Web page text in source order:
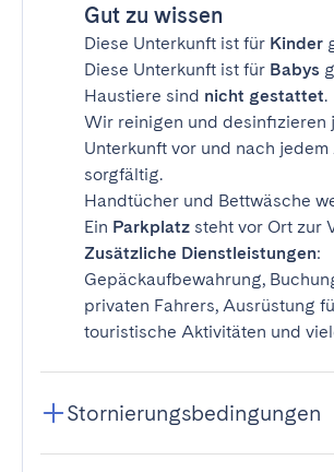
Gut zu wissen
Diese Unterkunft ist für Kinder
Diese Unterkunft ist für Babys
Haustiere sind nicht gestattet.
Wir reinigen und desinfizieren
Unterkunft vor und nach
sorgfältig.
Handtücher und Bettwäsche
Ein Parkplatz steht vor Ort zur
Zusätzliche Dienstleistungen:
Gepäckaufbewahrung,
privaten Fahrers, Ausrüstung
touristische Aktivitäten und
Stornierungsbedingungen